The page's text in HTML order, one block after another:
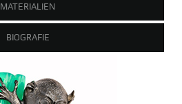
MATERIALIEN
BIOGRAFIE